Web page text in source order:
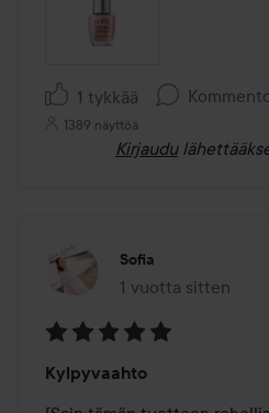
1 tykkää
1389 näyttöä
Kirjaudu
Sofia
1 vuotta sitten
Viesti luotiin 1
5
Kylpyvaahto